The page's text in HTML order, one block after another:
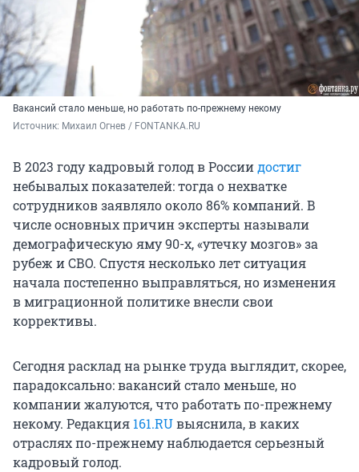
Вакансий стало меньше, но работать по-прежнему некому
Источник: Михаил Огнев / FONTANKA.RU
В 2023 году кадровый голод в Россиидостиг
небывалых показателей: тогда о нехватке
сотрудников заявляло около 86% компаний. В
числе основных причин эксперты называли
демографическую яму 90-х, «утечку мозгов» за
рубеж и СВО. Спустя несколько лет ситуация
начала постепенно выправляться, но изменения
в миграционной политике внесли свои
коррективы.
Сегодня расклад на рынке труда выглядит, скорее,
парадоксально: вакансий стало меньше, но
компании жалуются, что работать по-прежнему
некому. Редакция 161.RUвыяснила, в каких
отраслях по-прежнему наблюдается серьезный
кадровый голод.